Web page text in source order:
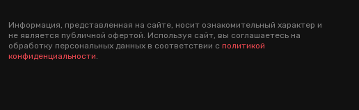
Информация, представленная на сайте, носит ознакомительный характер и
не является публичной офертой. Используя сайт, вы соглашаетесь на
обработку персональных данных в соответствии с политикой
конфиденциальности.